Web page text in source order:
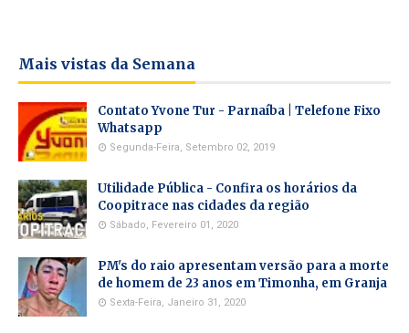
Mais vistas da Semana
Contato Yvone Tur - Parnaíba | Telefone Fixo
Whatsapp
Segunda-Feira, Setembro 02, 2019
Utilidade Pública - Confira os horários da
Coopitrace nas cidades da região
Sábado, Fevereiro 01, 2020
PM's do raio apresentam versão para a morte
de homem de 23 anos em Timonha, em Granja
Sexta-Feira, Janeiro 31, 2020